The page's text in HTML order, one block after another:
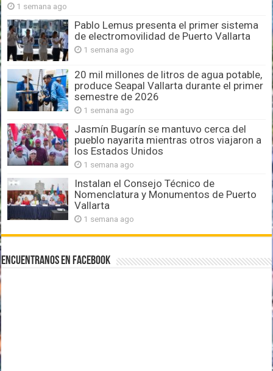
1 semana ago
Pablo Lemus presenta el primer sistema
de electromovilidad de Puerto Vallarta
1 semana ago
20 mil millones de litros de agua potable,
produce Seapal Vallarta durante el primer
semestre de 2026
1 semana ago
Jasmín Bugarín se mantuvo cerca del
pueblo nayarita mientras otros viajaron a
los Estados Unidos
1 semana ago
Instalan el Consejo Técnico de
Nomenclatura y Monumentos de Puerto
Vallarta
1 semana ago
Encuentranos en Facebook